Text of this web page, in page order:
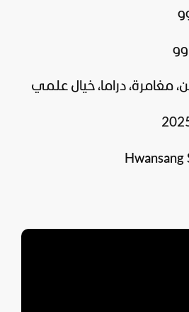
وو
مغامرة، دراما، خيال علمي
Hwansang